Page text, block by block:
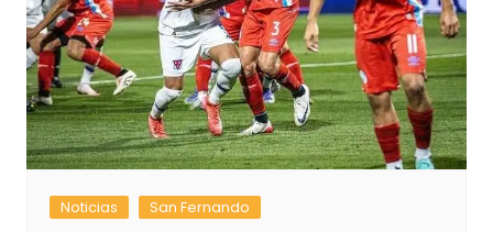
Noticias San Fernando